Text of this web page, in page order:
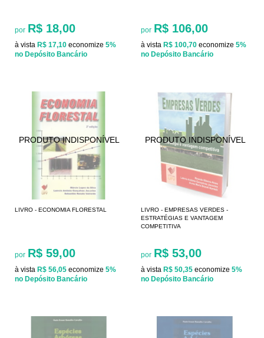
por R$ 18,00
à vista R$ 17,10 economize 5%
no Depósito Bancário
por R$ 106,00
à vista R$ 100,70 economize 5%
no Depósito Bancário
LIVRO - ECONOMIA FLORESTAL
por R$ 59,00
à vista R$ 56,05 economize 5%
no Depósito Bancário
LIVRO - EMPRESAS VERDES -
ESTRATÉGIAS E VANTAGEM
COMPETITIVA
por R$ 53,00
à vista R$ 50,35 economize 5%
no Depósito Bancário